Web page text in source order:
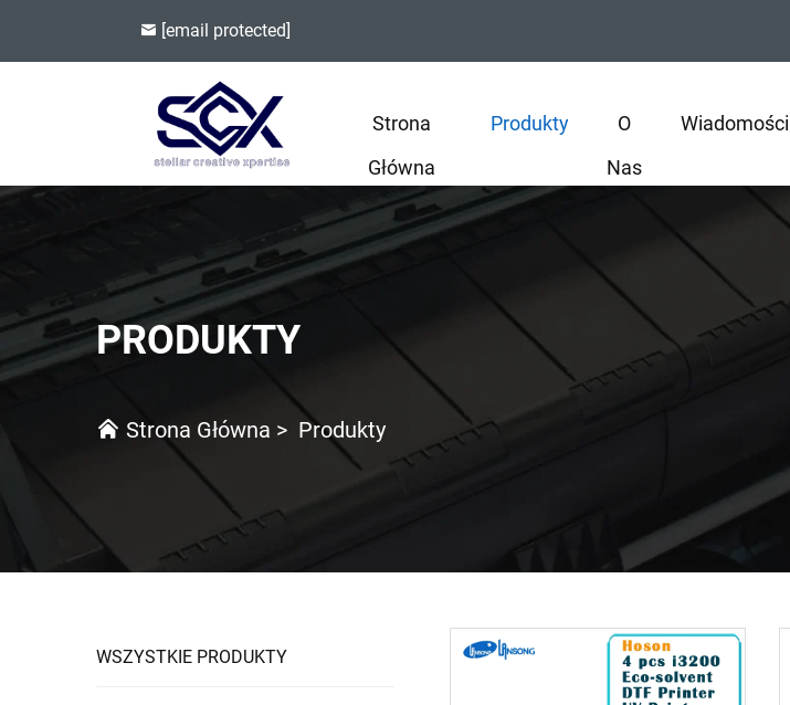
[email protected]
Strona
Główna
Produkty
O
Nas
Wiadomości
PRODUKTY
Strona Główna > Produkty
WSZYSTKIE PRODUKTY